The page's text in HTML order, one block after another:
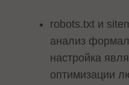
robots.txt и
анализ
настройка
оптимизации